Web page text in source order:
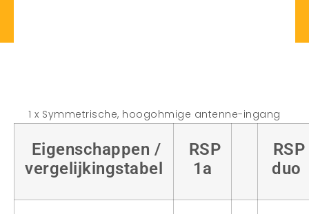
1 x Symmetrische, hoogohmige antenne-ingang
Eigenschappen /
vergelijkingstabel
RSP
1a
RSP
duo